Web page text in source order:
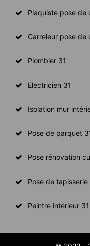
Plaquiste pose de
Carreleur pose de
Plombier 31
Electricien 31
Isolation mur
Pose de parquet
Pose rénovation
Pose de
Peintre intérieur 31